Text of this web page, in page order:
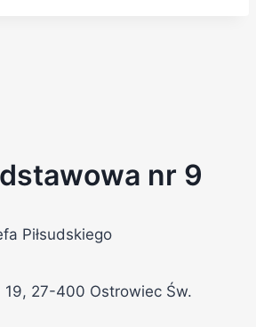
nr 9
Piłsudskiego
19, 27-400 Ostrowiec Św.